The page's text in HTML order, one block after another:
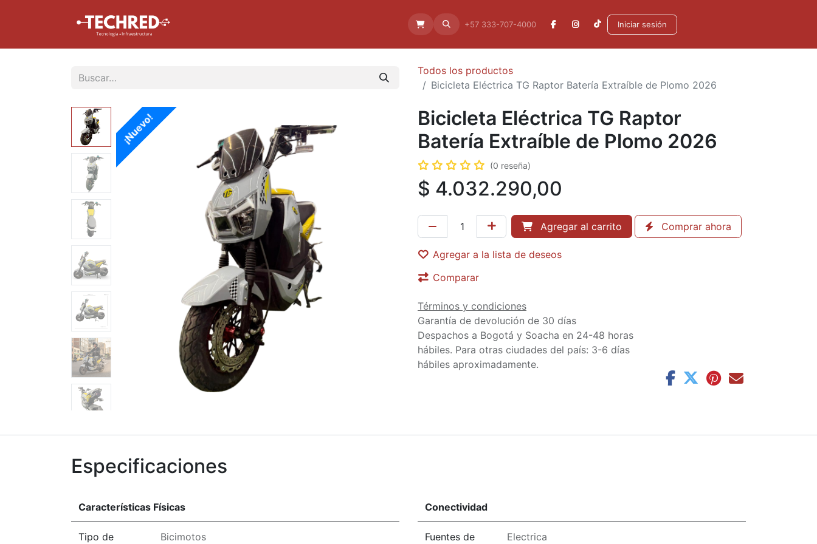
Aliados +57 333-707-4000 Iniciar sesión
Todos los productos
Bicicleta Eléctrica TG Raptor Batería Extraíble de Plomo 2026
¡Nuevo!
Bicicleta Eléctrica TG Raptor
Batería Extraíble de Plomo 2026
(0 reseña)
$ 4.032.290,00
Agregar al carrito Comprar ahora
Agregar a la lista de deseos
Comparar
Términos y condiciones
Garantía de devolución de 30 días
Despachos a Bogotá y Soacha en 24-48 horas
hábiles. Para otras ciudades del país: 3-6 días
hábiles aproximadamente.
Especificaciones
Características Físicas
Tipo de Bicimotos
Conectividad
Fuentes de Electrica